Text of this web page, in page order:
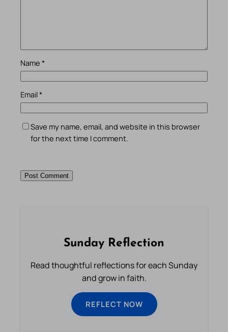
Name *
Email*
Save my name, email, and website in this browser
for the next time I comment.
Sunday Reflection
Read thoughtful reflections for each Sunday
and grow in faith.
REFLECT NOW